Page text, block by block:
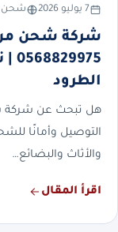
7 يوليو 2026 شحن
شركة شحن من
الطرود
هل تبحث عن شركة
التوصيل وأمانًا
والأثاث والبضائع…
اقرأ المقال